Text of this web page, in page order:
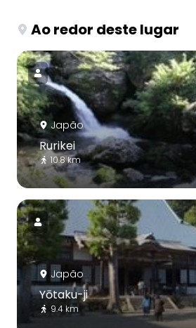
Ao redor deste lugar
Japão
Rurikei
10.8 km
Japão
Yōtaku-ji
9.4 km